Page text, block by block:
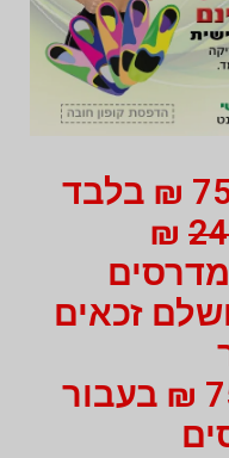
מדרסים מחיר 750 ₪ בלבד
₪
זכאים
של 450 ₪ מי 750 ₪ בעבור